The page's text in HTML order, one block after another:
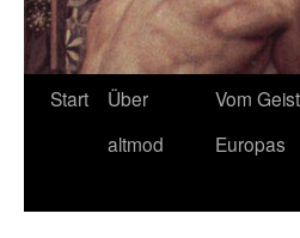
Start
Über
altmod
Vom Geist
Europas